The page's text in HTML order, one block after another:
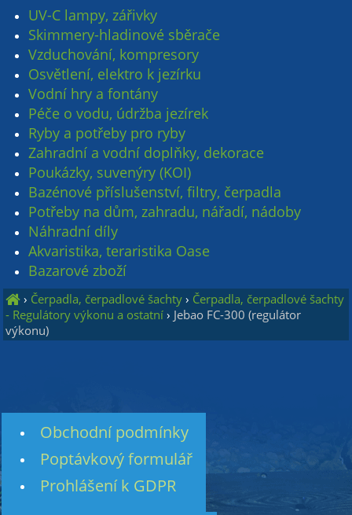
UV-C lampy, zářivky
Skimmery-hladinové sběrače
Vzduchování, kompresory
Osvětlení, elektro k jezírku
Vodní hry a fontány
Péče o vodu, údržba jezírek
Ryby a potřeby pro ryby
Zahradní a vodní doplňky, dekorace
Poukázky, suvenýry (KOI)
Bazénové příslušenství, filtry, čerpadla
Potřeby na dům, zahradu, nářadí, nádoby
Náhradní díly
Akvaristika, teraristika Oase
Bazarové zboží
› Čerpadla, čerpadlové šachty › Čerpadla, čerpadlové šachty
- Regulátory výkonu a ostatní › Jebao FC-300 (regulátor
výkonu)
Obchodní podmínky
Poptávkový formulář
Prohlášení k GDPR